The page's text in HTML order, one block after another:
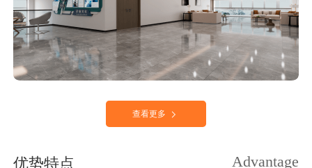
查看更多
优势特点 Advantage